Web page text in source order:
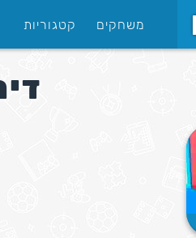
משחקים קטגוריות